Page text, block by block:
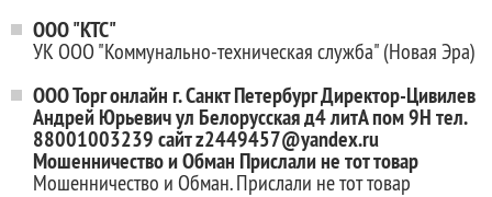
ООО "КТС"
УК ООО "Коммунально-техническая служба" (Новая Эра)
ООО Торг онлайн г. Санкт Петербург Директор-Цивилев
Андрей Юрьевич ул Белорусская д4 литА пом 9Н тел.
88001003239 сайт z2449457@yandex.ru
Мошенничество и Обман Прислали не тот товар
Мошенничество и Обман. Прислали не тот товар